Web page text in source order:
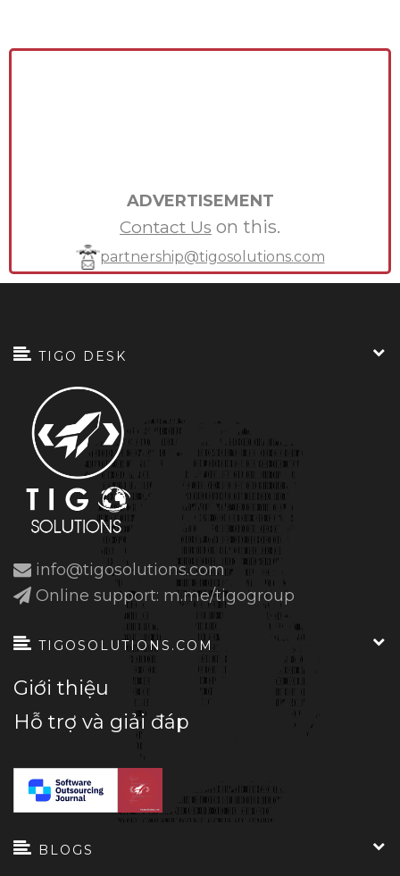
ADVERTISEMENT
Contact Us on this.
partnership@tigosolutions.com
info@tigosolutions.com
Online support: m.me/tigogroup
TIGOSOLUTIONS.COM
Giới thiệu
Hỗ trợ và giải đáp